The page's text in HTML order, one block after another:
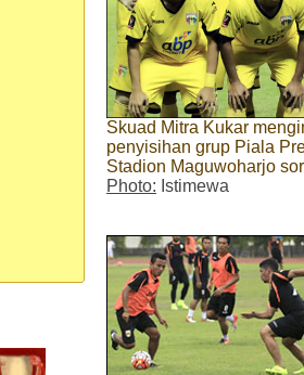
Skuad Mitra Kukar
penyisihan grup Piala
Stadion Maguwoharjo
Photo: Istimewa